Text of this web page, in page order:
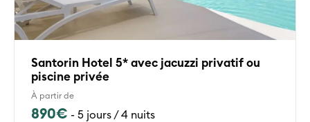
Santorin Hotel 5* avec jacuzzi privatif ou
piscine privée
À partir de
890€ - 5 jours / 4 nuits